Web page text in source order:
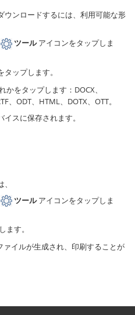
ウンロードするには、利用可能な形
ツールアイコンをタップしま
タップします。
をタップします：DOCX、
、ODT、HTML、DOTX、OTT。
スに保存されます。
ツールアイコンをタップしま
ます。
ァイルが生成され、印刷することが